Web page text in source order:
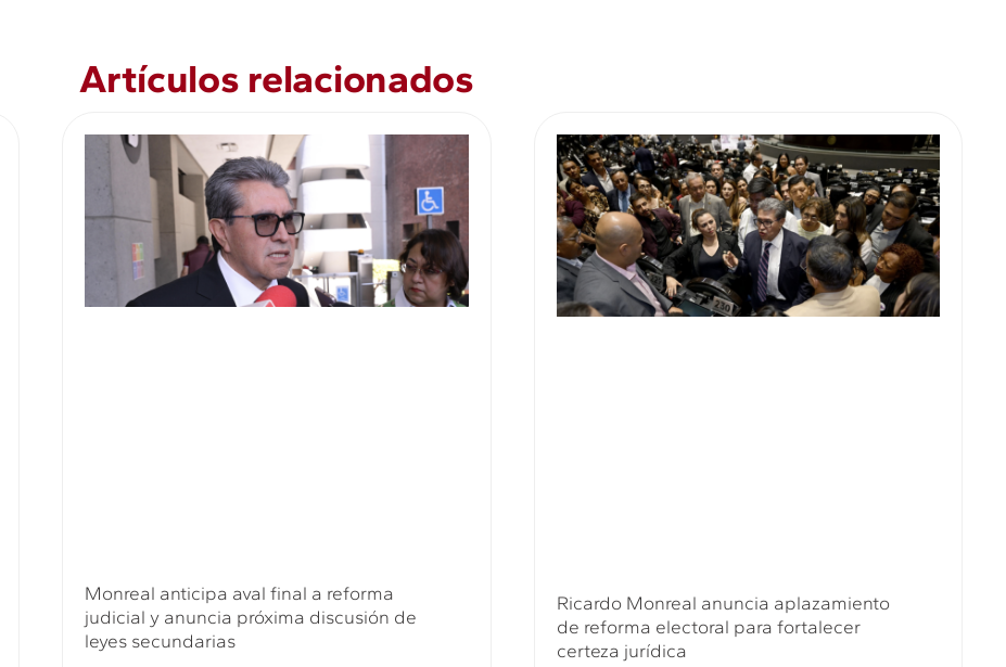
Artículos relacionados
Monreal anticipa aval final a reforma
judicial y anuncia próxima discusión de
leyes secundarias
Ricardo Monreal anuncia aplazamiento
de reforma electoral para fortalecer
certeza jurídica